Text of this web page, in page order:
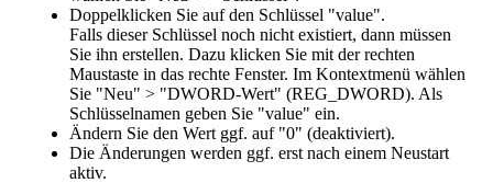
Doppelklicken Sie auf den Schlüssel "value".
Falls dieser Schlüssel noch nicht existiert, dann müssen
Sie ihn erstellen. Dazu klicken Sie mit der rechten
Maustaste in das rechte Fenster. Im Kontextmenü wählen
Sie "Neu" > "DWORD-Wert" (REG_DWORD). Als
Schlüsselnamen geben Sie "value" ein.
Ändern Sie den Wert ggf. auf "0" (deaktiviert).
Die Änderungen werden ggf. erst nach einem Neustart
aktiv.